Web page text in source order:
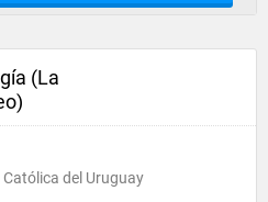
(La
del Uruguay